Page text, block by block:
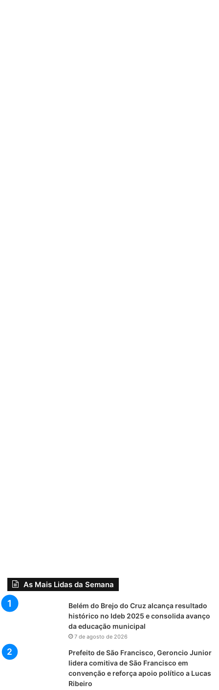
As Mais Lidas da Semana
Belém do Brejo do Cruz alcança resultado
histórico no Ideb 2025 e consolida avanço
da educação municipal
7 de agosto de 2026
Prefeito de São Francisco, Geroncio Junior
lidera comitiva de São Francisco em
convenção e reforça apoio político a Lucas
Ribeiro